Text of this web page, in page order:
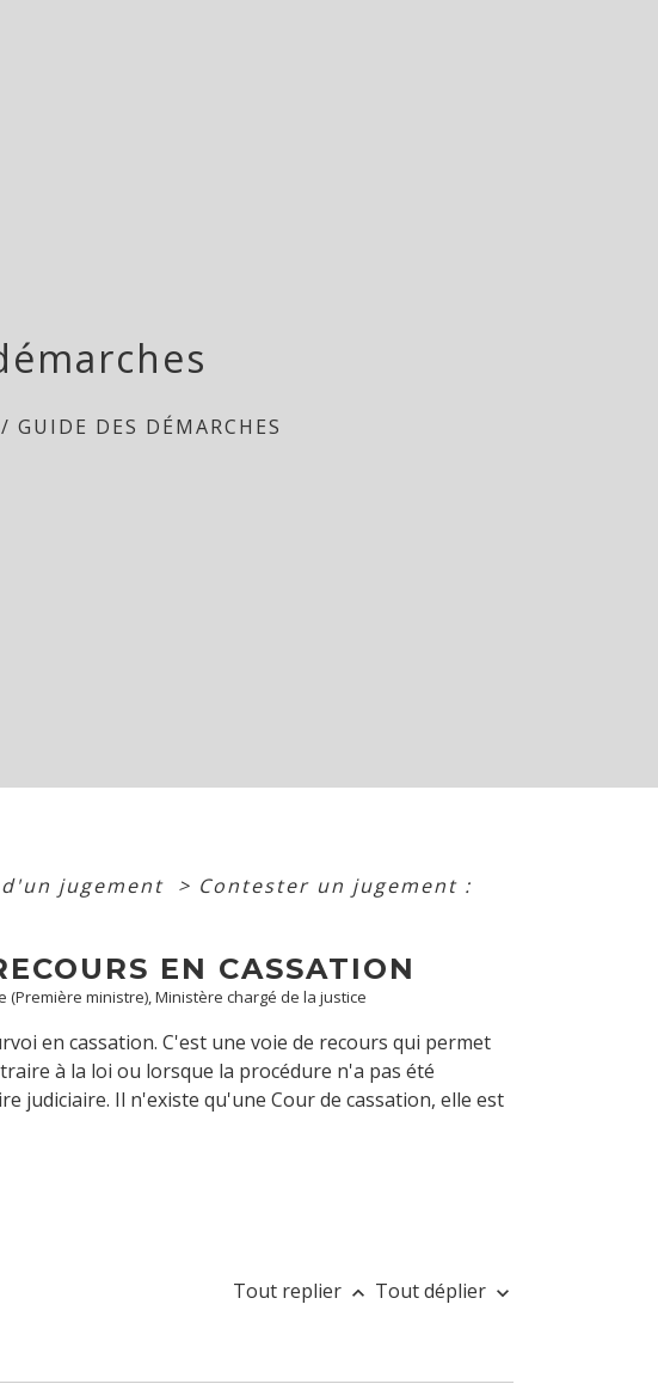
/GUIDE DES DÉMARCHES
jugement > Contester un jugement :
EN CASSATION
ministre), Ministère chargé de la justice
en cassation. C'est une voie de recours qui permet
à la loi ou lorsque la procédure n'a pas été
judiciaire. Il n'existe qu'une Cour de cassation, elle est
Tout replier keyboard_arrow_up Tout déplier keyboard_arrow_down